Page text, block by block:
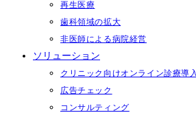
再生医療
歯科領域の拡大
非医師による病院経営
ソリューション
クリニック向けオンライン診療導
広告チェック
コンサルティング